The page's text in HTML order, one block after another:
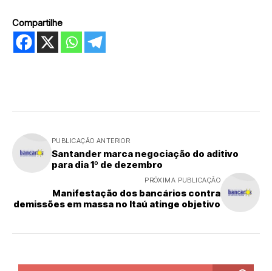
Compartilhe
PUBLICAÇÃO ANTERIOR
Santander marca negociação do aditivo
para dia 1º de dezembro
PRÓXIMA PUBLICAÇÃO
Manifestação dos bancários contra
demissões em massa no Itaú atinge objetivo